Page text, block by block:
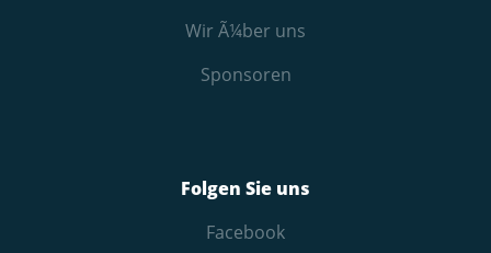
Wir Ã¼ber uns
Sponsoren
Folgen Sie uns
Facebook